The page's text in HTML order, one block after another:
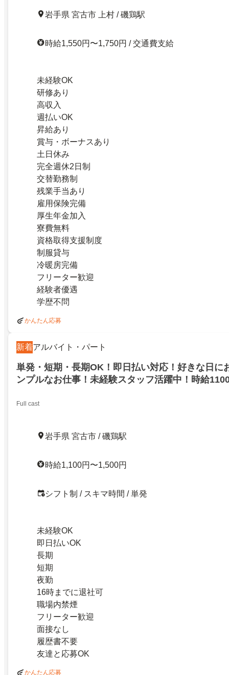
岩手県 宮古市 上村 / 磯鶏駅
時給1,550円〜1,750円 / 交通費支給
未経験OK
研修あり
高収入
週払いOK
昇給あり
賞与・ボーナスあり
土日休み
完全週休2日制
交替勤務制
残業手当あり
雇用保険完備
厚生年金加入
寮費無料
資格取得支援制度
制服貸与
冷暖房完備
フリーター歓迎
経験者優遇
学歴不問
かんたん応募
新着アルバイト・パート
単発・短期・長期OK！即日払い対応！好きな日に
ンプルなお仕事！未経験スタッフ活躍中！時給
Full cast
岩手県 宮古市 / 磯鶏駅
時給1,100円〜1,500円
シフト制 / スキマ時間 / 単発
未経験OK
即日払いOK
長期
短期
夜勤
16時までに退社可
職場内禁煙
フリーター歓迎
面接なし
履歴書不要
友達と応募OK
かんたん応募